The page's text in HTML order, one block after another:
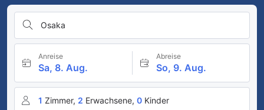
Osaka
Anreise
Sa, 8. Aug.
Abreise
So, 9. Aug.
1 Zimmer, 2 Erwachsene, 0 Kinder